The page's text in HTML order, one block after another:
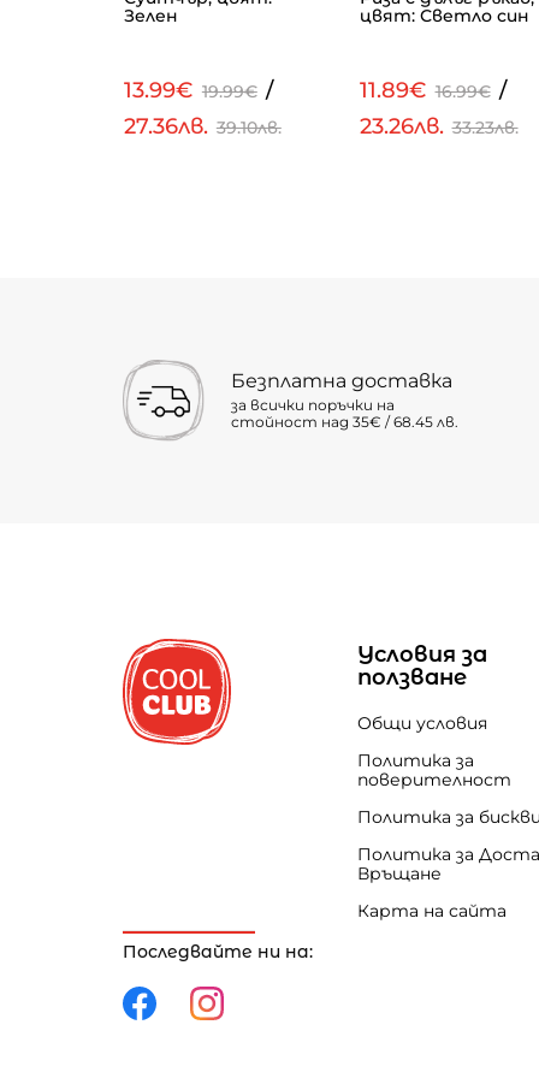
Зелен
13.99€ 19.99€ /
27.36лв. 39.10лв.
цвят: Светло син
11.89€ 16.99€ /
23.26лв. 33.23лв.
Безплатна доставка
за всички поръчки на
стойност над 35€ / 68.45 лв.
Последвайте ни на:
Условия за
ползване
Общи условия
Политика за
поверителност
Политика за
Политика за
Връщане
Карта на сайта